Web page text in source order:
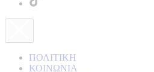
ΠΟΛΙΤΙΚΗ
ΚΟΙΝΩΝΙΑ